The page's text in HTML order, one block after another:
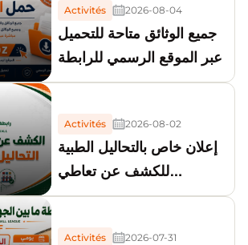
جميع الوثائق متاحة للتحميل
عبر الموقع الرسمي للرابطة
2026-08-04
Activités
إعلان خاص بالتحاليل الطبية
للكشف عن تعاطي
المخدرات
2026-08-02
Activités
2026-07-31
Activités